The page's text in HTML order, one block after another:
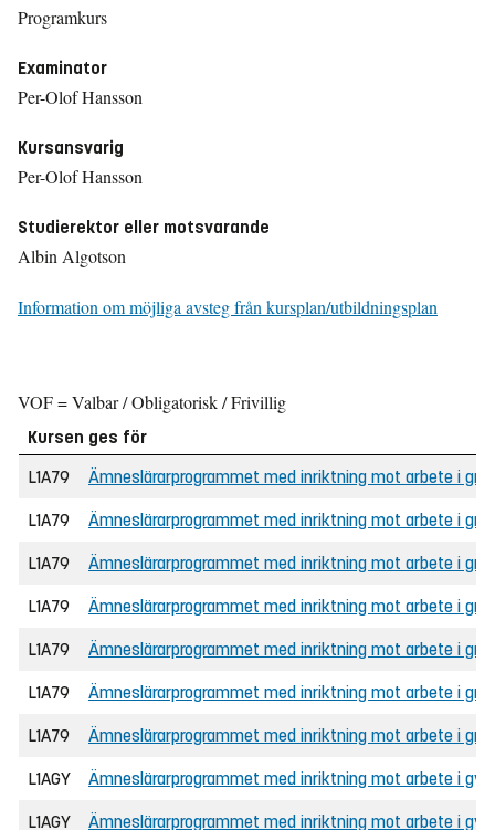
Programkurs
Examinator
Per-Olof Hansson
Kursansvarig
Per-Olof Hansson
Studierektor eller motsvarande
Albin Algotson
Information om möjliga avsteg från kursplan/utbildningsplan
VOF = Valbar / Obligatorisk / Frivillig
Kursen ges för
L1A79
Ämneslärarprogrammet med inriktning mot arbete i
L1A79 Ämneslärarprogrammet med inriktning mot arbete i
L1A79 Ämneslärarprogrammet med inriktning mot arbete i
L1A79 Ämneslärarprogrammet med inriktning mot arbete i
L1A79 Ämneslärarprogrammet med inriktning mot arbete i
L1A79 Ämneslärarprogrammet med inriktning mot arbete i
L1A79 Ämneslärarprogrammet med inriktning mot arbete i
L1AGY Ämneslärarprogrammet med inriktning mot arbete i
L1AGY Ämneslärarprogrammet med inriktning mot arbete i